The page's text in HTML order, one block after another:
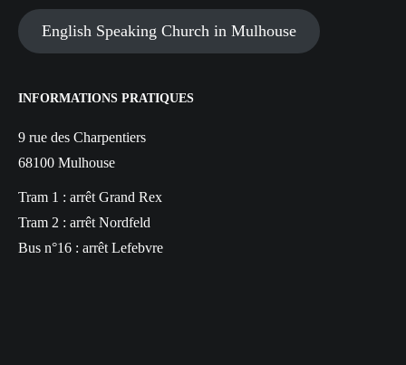
English Speaking Church in Mulhouse
INFORMATIONS PRATIQUES
9 rue des Charpentiers
68100 Mulhouse
Tram 1 : arrêt Grand Rex
Tram 2 : arrêt Nordfeld
Bus n°16 : arrêt Lefebvre